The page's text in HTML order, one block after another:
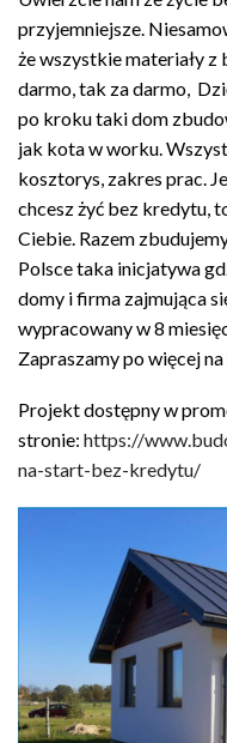
przyjemniejsze.
że wszystkie materiały z
darmo, tak za darmo,
po kroku taki dom
jak kota w worku.
kosztorys, zakres prac.
chcesz żyć bez kredytu,
Ciebie. Razem
Polsce taka inicjatywa
domy i firma zajmująca
wypracowany w 8
Zapraszamy po więcej na
Projekt dostępny w
stronie: https://
na-start-bez-kredytu/